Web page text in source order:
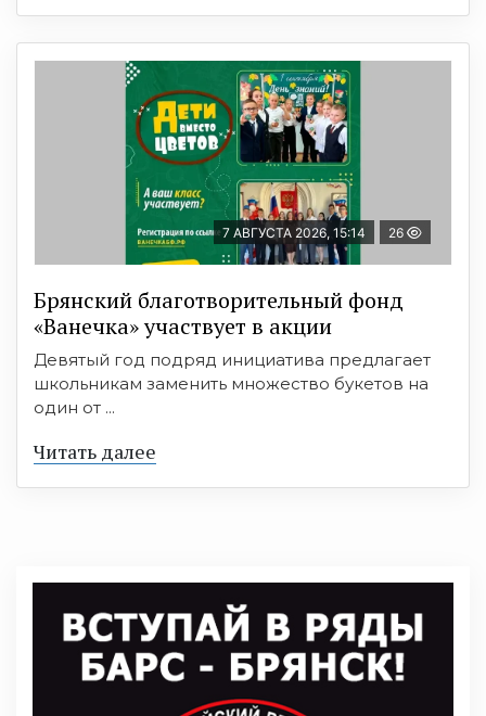
7 АВГУСТА 2026, 15:14 26
Брянский благотворительный фонд
«Ванечка» участвует в акции
Девятый год подряд инициатива предлагает
школьникам заменить множество букетов на
один от ...
Читать далее